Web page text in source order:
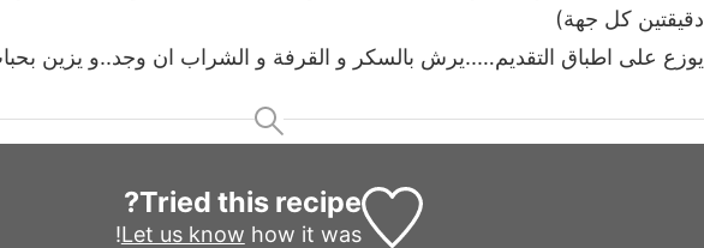
دقيقتين كل جهة)
يوزع على اطباق التقديم…..يرش بالسكر و القرفة و الشراب ان وجد..و يزين
Tried this recipe?
Let us know how it was!